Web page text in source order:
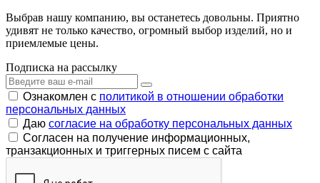
Выбрав нашу компанию, вы останетесь довольны. Приятно
удивят не только качество, огромный выбор изделий, но и
приемлемые цены.
Подписка на рассылку
Ознакомлен с политикой в отношении обработки
персональных данных
Даю согласие на обработку персональных данных
Согласен на получение информационных,
транзакционных и триггерных писем с сайта